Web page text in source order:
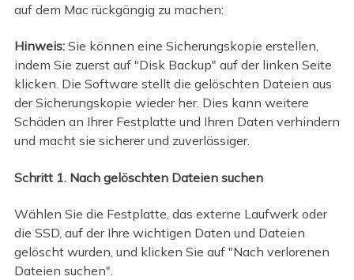
auf dem Mac rückgängig zu machen:
Hinweis:Sie können eine Sicherungskopie erstellen,
indem Sie zuerst auf "Disk Backup" auf der linken Seite
klicken. Die Software stellt die gelöschten Dateien aus
der Sicherungskopie wieder her. Dies kann weitere
Schäden an Ihrer Festplatte und Ihren Daten verhindern
und macht sie sicherer und zuverlässiger.
Schritt 1. Nach gelöschten Dateien suchen
Wählen Sie die Festplatte, das externe Laufwerk oder
die SSD, auf der Ihre wichtigen Daten und Dateien
gelöscht wurden, und klicken Sie auf "Nach verlorenen
Dateien suchen".